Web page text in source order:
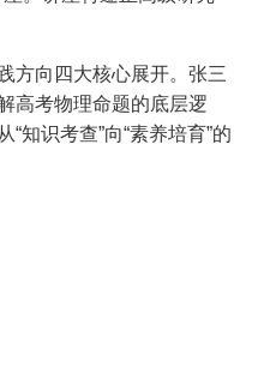
方向四大核心展开。张三
高考物理命题的底层逻
知识考查”向“素养培育”的